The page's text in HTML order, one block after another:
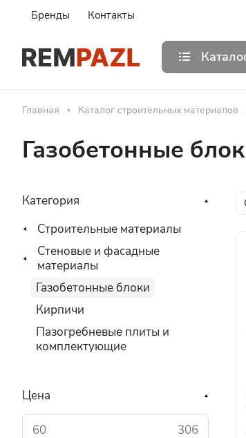
Бренды Контакты
Главная Каталог строительных материалов
Газобетонные
Категория
Строительные материалы
Стеновые и фасадные
материалы
Газобетонные блоки
Кирпичи
Пазогребневые плиты и
комплектующие
Цена